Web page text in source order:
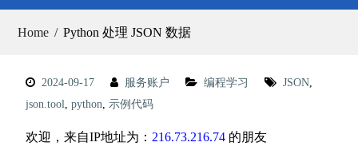
Home Python 处理 JSON 数据
2024-09-17 服务账户 编程学习 JSON,
json.tool, python, 示例代码
欢迎，来自IP地址为： 216.73.216.74的朋友